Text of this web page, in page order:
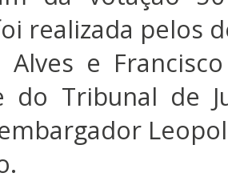
realizada pelos
Alves e
do Tribunal de